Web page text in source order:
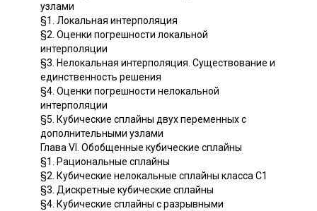
узлами
§1. Локальная интерполяция
§2. Оценки погрешности локальной
интерполяции
§3. Нелокальная интерполяция. Существование и
единственность решения
§4. Оценки погрешности нелокальной
интерполяции
§5. Кубические сплайны двух переменных с
дополнительными узлами
Глава VI. Обобщенные кубические сплайны
§1. Рациональные сплайны
§2. Кубические нелокальные сплайны класса C1
§3. Дискретные кубические сплайны
§4. Кубические сплайны с разрывными